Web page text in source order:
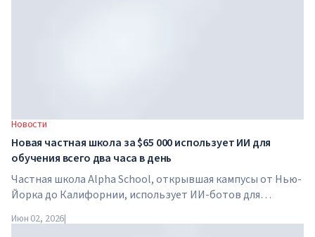
Новости
Новая частная школа за $65 000 использует ИИ для
обучения всего два часа в день
Частная школа Alpha School, открывшая кампусы от Нью-
Йорка до Калифорнии, использует ИИ-ботов для
в день. В школе нет традиционных учителей, домашних
Июн 02, 2026|